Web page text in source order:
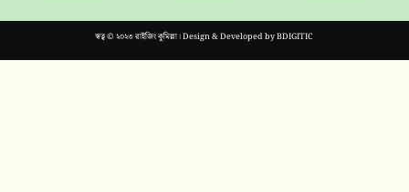
স্বত্ব © ২০২৩ রাইজিং কুমিল্লা। Design & Developed byBDIGITIC